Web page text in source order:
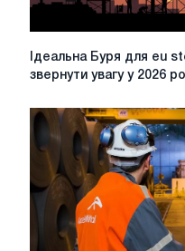
відмінності
Ідеальна
eu
steel:
п'ять
подій,
на
звернути
Ідеальна Буря для eu
звернути увагу у 2026